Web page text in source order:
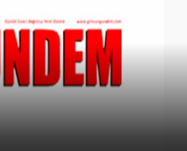
VİDEOYU GÖRÜNCE GÖZLERİM DOLDU